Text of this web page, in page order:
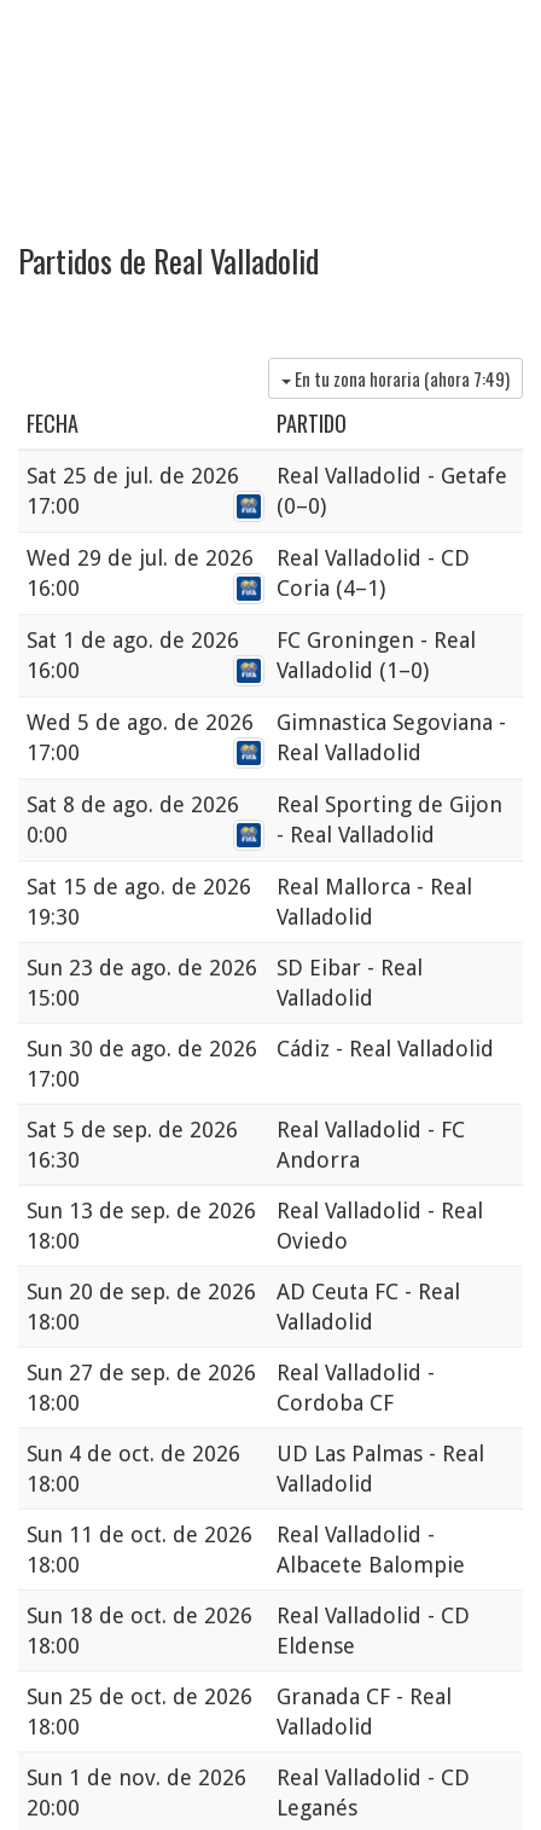
Partidos de Real Valladolid
En tu zona horaria (ahora 7:49)
FECHA PARTIDO
Sat 25 de jul. de 2026
17:00
Real Valladolid - Getafe
(0–0)
Wed 29 de jul. de 2026
16:00
Real Valladolid - CD
Coria (4–1)
Sat 1 de ago. de 2026
16:00
FC Groningen - Real
Valladolid (1–0)
Wed 5 de ago. de 2026
17:00
Gimnastica Segoviana -
Real Valladolid
Sat 8 de ago. de 2026
0:00
Real Sporting de Gijon
- Real Valladolid
Sat 15 de ago. de 2026
19:30
Real Mallorca - Real
Valladolid
Sun 23 de ago. de 2026
15:00
SD Eibar - Real
Valladolid
Sun 30 de ago. de 2026
17:00
Cádiz - Real Valladolid
Sat 5 de sep. de 2026
16:30
Real Valladolid - FC
Andorra
Sun 13 de sep. de 2026
18:00
Real Valladolid - Real
Oviedo
Sun 20 de sep. de 2026
18:00
AD Ceuta FC - Real
Valladolid
Sun 27 de sep. de 2026
18:00
Real Valladolid -
Cordoba CF
Sun 4 de oct. de 2026
18:00
UD Las Palmas - Real
Valladolid
Sun 11 de oct. de 2026
18:00
Real Valladolid -
Albacete Balompie
Sun 18 de oct. de 2026
18:00
Real Valladolid - CD
Eldense
Sun 25 de oct. de 2026
18:00
Granada CF - Real
Valladolid
Sun 1 de nov. de 2026
20:00
Real Valladolid - CD
Leganés